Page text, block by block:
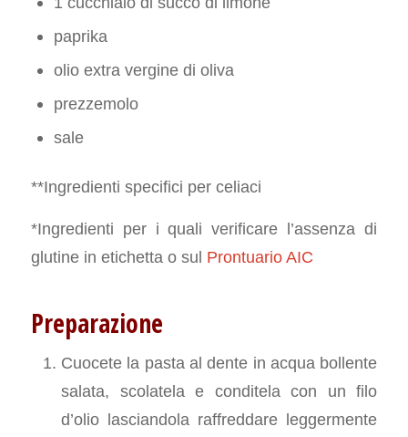
paprika
olio extra vergine di oliva
prezzemolo
sale
**Ingredienti specifici per celiaci
*Ingredienti per i quali verificare l’assenza di
glutine in etichetta o sul Prontuario AIC
Preparazione
Cuocete la pasta al dente in acqua bollente
salata, scolatela e conditela con un filo
d’olio lasciandola raffreddare leggermente